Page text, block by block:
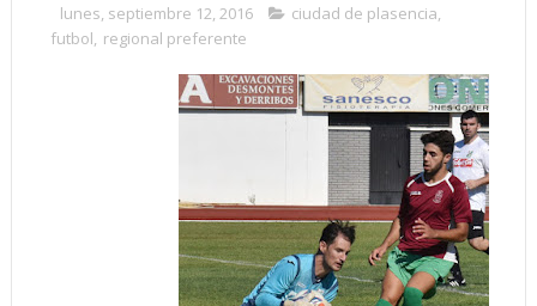
lunes, septiembre 12, 2016 ciudad de plasencia,
futbol, regional preferente